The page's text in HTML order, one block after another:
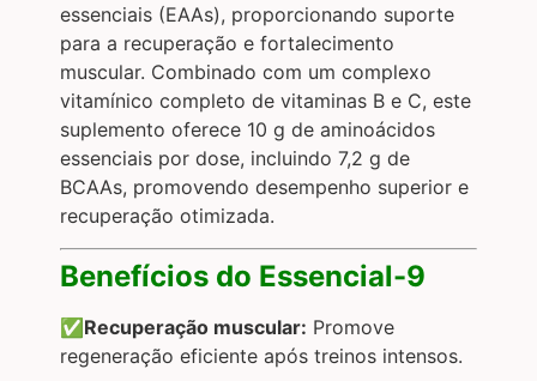
essenciais (EAAs), proporcionando suporte
para a recuperação e fortalecimento
muscular. Combinado com um complexo
vitamínico completo de vitaminas B e C, este
suplemento oferece 10 g de aminoácidos
essenciais por dose, incluindo 7,2 g de
BCAAs, promovendo desempenho superior e
recuperação otimizada.
Benefícios do Essencial-9
✅Recuperação muscular: Promove
regeneração eficiente após treinos intensos.